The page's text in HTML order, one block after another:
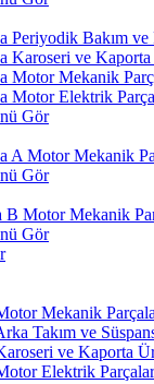
Periyodik Bakım ve
Karoseri ve
Motor Mekanik
Motor Elektrik
Gör
A Motor Mekanik
Gör
B Motor Mekanik
Gör
Mekanik
Takım ve
ve Kaporta
Elektrik